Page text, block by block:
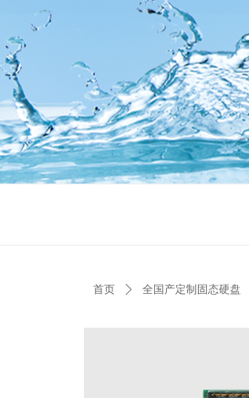
首页 ꄲ 全国产定制固态硬盘